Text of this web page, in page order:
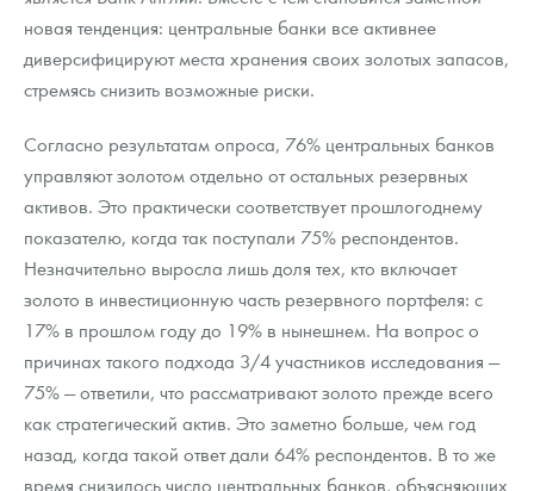
новая тенденция: центральные банки все активнее
диверсифицируют места хранения своих золотых запасов,
стремясь снизить возможные риски.
Согласно результатам опроса, 76% центральных банков
управляют золотом отдельно от остальных резервных
активов. Это практически соответствует прошлогоднему
показателю, когда так поступали 75% респондентов.
Незначительно выросла лишь доля тех, кто включает
золото в инвестиционную часть резервного портфеля: с
17% в прошлом году до 19% в нынешнем. На вопрос о
причинах такого подхода 3/4 участников исследования —
75% — ответили, что рассматривают золото прежде всего
как стратегический актив. Это заметно больше, чем год
назад, когда такой ответ дали 64% респондентов. В то же
время снизилось число центральных банков, объясняющих